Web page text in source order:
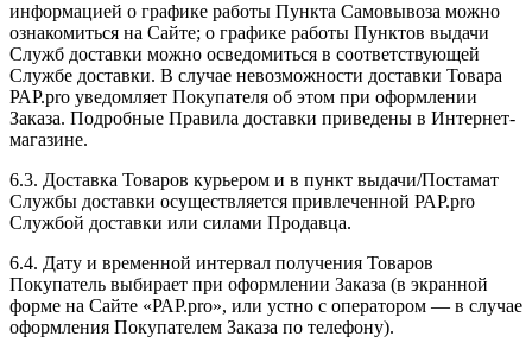
информацией о графике работы Пункта Самовывоза можно
ознакомиться на Сайте; о графике работы Пунктов выдачи
Служб доставки можно осведомиться в соответствующей
Службе доставки. В случае невозможности доставки Товара
РАР.pro уведомляет Покупателя об этом при оформлении
Заказа. Подробные Правила доставки приведены в Интернет-
магазине.
6.3. Доставка Товаров курьером и в пункт выдачи/Постамат
Службы доставки осуществляется привлеченной РАР.pro
Службой доставки или силами Продавца.
6.4. Дату и временной интервал получения Товаров
Покупатель выбирает при оформлении Заказа (в экранной
форме на Сайте «РАР.pro», или устно с оператором — в случае
оформления Покупателем Заказа по телефону).